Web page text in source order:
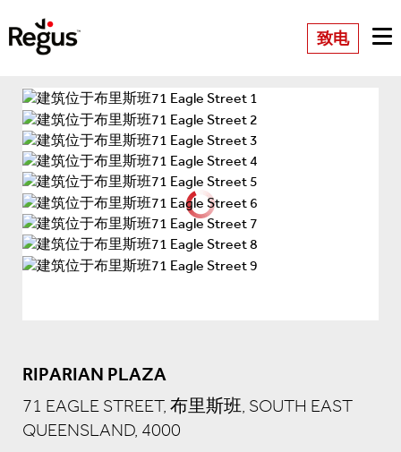
致电
RIPARIAN PLAZA
71 EAGLE STREET, 布里斯班, SOUTH EAST
QUEENSLAND, 4000